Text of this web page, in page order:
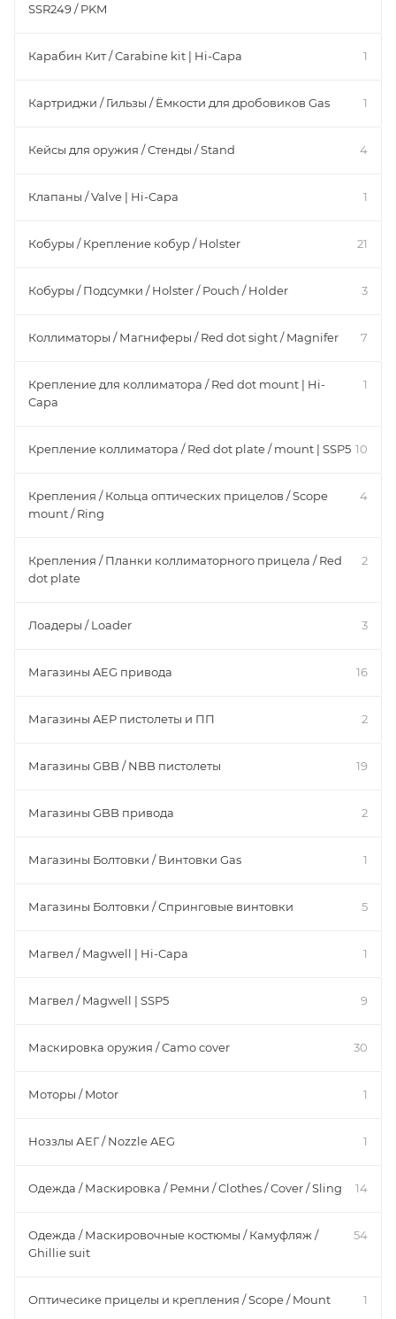
SSR249 / PKM
Карабин Кит / Carabine kit | Hi-Capa 1
Картриджи / Гильзы / Ёмкости для дробовиков Gas 1
Кейсы для оружия / Стенды / Stand 4
Клапаны / Valve | Hi-Capa 1
Кобуры / Крепление кобур / Holster 21
Кобуры / Подсумки / Holster / Pouch / Holder 3
Коллиматоры / Магниферы / Red dot sight / Magnifer 7
Крепление для коллиматора / Red dot mount | Hi-
Capa
1
Крепление коллиматора / Red dot plate / mount | SSP5 10
Крепления / Кольца оптических прицелов / Scope
mount / Ring
4
Крепления / Планки коллиматорного прицела / Red
dot plate
2
Лоадеры / Loader 3
Магазины AEG привода 16
Магазины AEP пистолеты и ПП 2
Магазины GBB / NBB пистолеты 19
Магазины GBB привода 2
Магазины Болтовки / Винтовки Gas 1
Магазины Болтовки / Спринговые винтовки 5
Магвел / Magwell | Hi-Capa 1
Магвел / Magwell | SSP5 9
Маскировка оружия / Camo cover 30
Моторы / Motor 1
Ноззлы АЕГ / Nozzle AEG 1
Одежда / Маскировка / Ремни / Clothes / Cover / Sling 14
Одежда / Маскировочные костюмы / Камуфляж /
Ghillie suit
54
Оптичесике прицелы и крепления / Scope / Mount 1